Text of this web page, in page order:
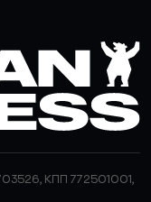
КПП 772501001,